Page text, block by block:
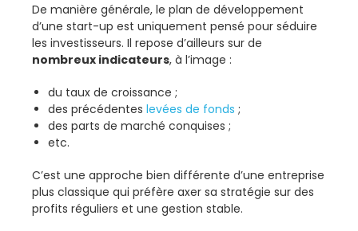
De manière générale, le plan de développement
d’une start-up est uniquement pensé pour séduire
les investisseurs. Il repose d’ailleurs sur de
nombreux indicateurs, à l’image :
du taux de croissance ;
des précédentes levées de fonds ;
des parts de marché conquises ;
etc.
C’est une approche bien différente d’une entreprise
plus classique qui préfère axer sa stratégie sur des
profits réguliers et une gestion stable.